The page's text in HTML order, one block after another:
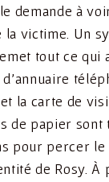
demande à
la victime. Un
tout ce qui
la carte de
de papier sont
pour percer le
de Rosy. À